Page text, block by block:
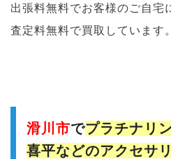
出張料無料でお客様のご自宅
査定料無料で買取しています。
滑川市でプラチナリ
喜平などのアクセサ